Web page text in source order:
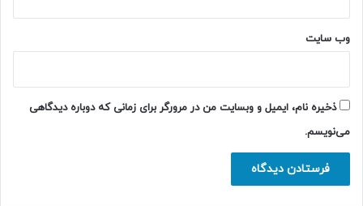
وب‌ سایت
ذخیره نام، ایمیل و وبسایت من در مرورگر برای زمانی که دوباره دیدگاهی
می‌نویسم.